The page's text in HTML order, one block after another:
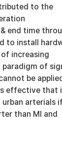
to the
end time
to install
increasing
of
be
effective that
arterials if
than MI and